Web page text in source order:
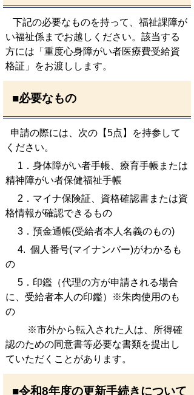
下記の必要なものを持って、福祉課障が
い福祉係までお越しください。該当する
方には「重度心身障がい者医療費受給資
格証」をお渡しします。
■必要なもの
申請の際には、次の【5点】を持参して
ください。
1．身体障がい者手帳、療育手帳または
精神障がい者保健福祉手帳
2．マイナ保険証、資格確認書または資
格情報が確認できるもの
3．預金通帳(受給者本人名義のもの)
4. 個人番号(マイナンバー)がわかるも
の
5．印鑑（代理の方が申請される場合
に、受給者本人の印鑑）※朱肉使用のも
の
※市外から転入された人は、所得確
認のための同意書等必要な書類を提出し
ていただくことがあります。
■令和8年度の更新手続きについて